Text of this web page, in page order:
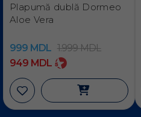
Plapumă dublă Dormeo
Aloe Vera
999 MDL 1.999MDL
949 MDL